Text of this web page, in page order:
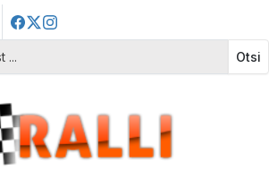
Otsi